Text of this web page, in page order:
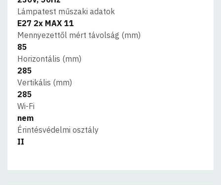
Lámpatest műszaki adatok
E27 2x MAX 11
Mennyezettől mért távolság (mm)
85
Horizontális (mm)
285
Vertikális (mm)
285
Wi-Fi
nem
Érintésvédelmi osztály
II